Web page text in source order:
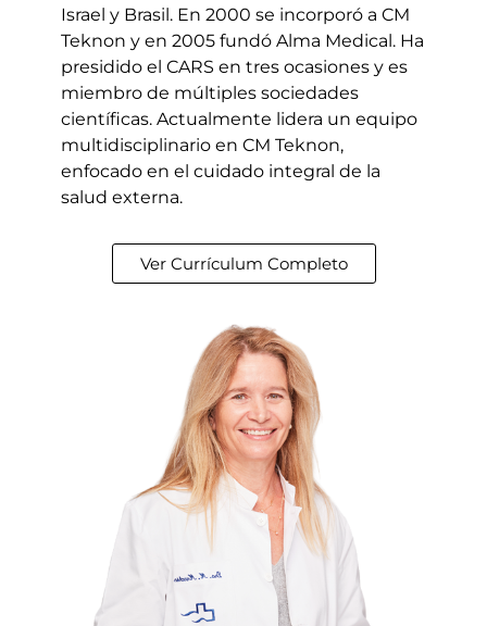
Israel y Brasil. En 2000 se incorporó a CM
Teknon y en 2005 fundó Alma Medical. Ha
presidido el CARS en tres ocasiones y es
miembro de múltiples sociedades
científicas. Actualmente lidera un equipo
multidisciplinario en CM Teknon,
enfocado en el cuidado integral de la
salud externa.
Ver Currículum Completo